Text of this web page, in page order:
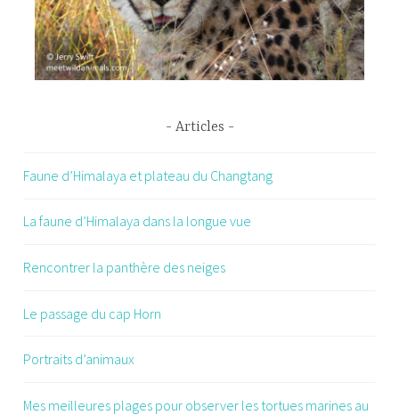
Articles
Faune d’Himalaya et plateau du Changtang
La faune d’Himalaya dans la longue vue
Rencontrer la panthère des neiges
Le passage du cap Horn
Portraits d’animaux
Mes meilleures plages pour observer les tortues marines au